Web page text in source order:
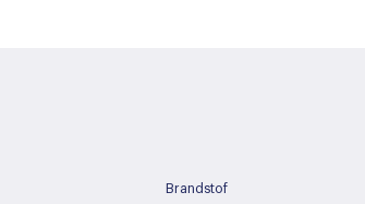
Brandstof